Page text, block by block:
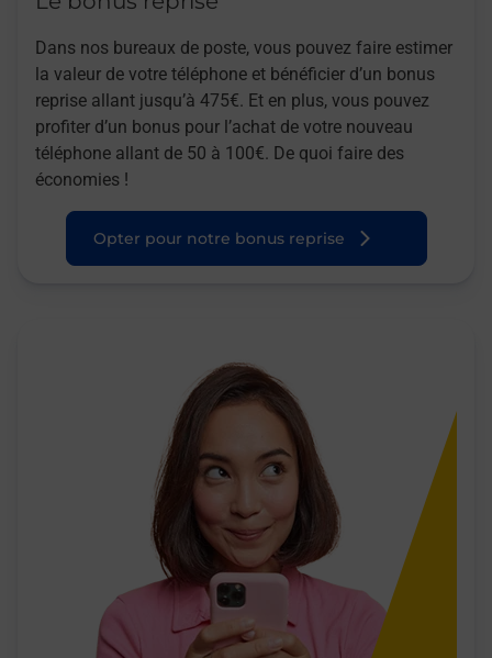
Dans nos bureaux de poste, vous pouvez faire estimer
la valeur de votre téléphone et bénéficier d’un bonus
reprise allant jusqu’à 475€. Et en plus, vous pouvez
profiter d’un bonus pour l’achat de votre nouveau
téléphone allant de 50 à 100€. De quoi faire des
économies !
Opter pour notre bonus reprise